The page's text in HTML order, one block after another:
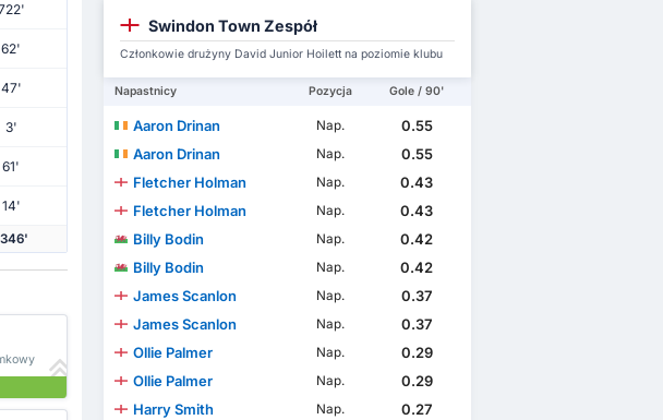
62'
47'
3'
61'
14'
Swindon Town Zespół
Członkowie drużyny David Junior Hoilett na poziomie klubu
Napastnicy Pozycja Gole / 90'
Aaron Drinan Nap.
0.55
Aaron Drinan
Nap.
0.55
Fletcher Holman
Nap.
0.43
Fletcher Holman
Nap.
0.43
Billy Bodin
Nap.
0.42
Billy Bodin
Nap.
0.42
James Scanlon
Nap.
0.37
James Scanlon
Nap.
0.37
Ollie Palmer
Nap.
0.29
Ollie Palmer
Nap.
0.29
Harry Smith
Nap.
0.27